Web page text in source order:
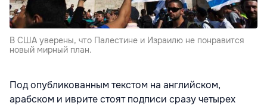
В США уверены, что Палестине и Израилю не понравится
новый мирный план.
Под опубликованным текстом на английском,
арабском и иврите стоят подписи сразу четырех